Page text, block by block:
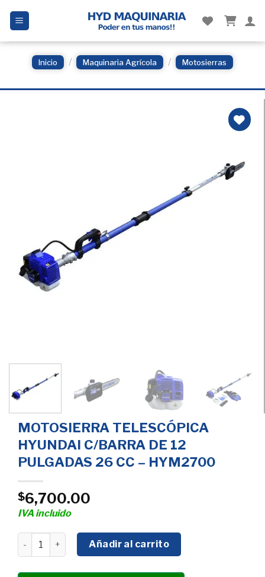
Inicio / Maquinaria Agrícola / Motosierras
a la
Lista
MOTOSIERRA TELESCÓPICA
HYUNDAI C/BARRA DE 12
PULGADAS 26 CC – HYM2700
$6,700.00
IVA incluido
MOTOSIERRA TELESCÓPICA HYUNDAI C/BARRA DE 12
Añadir al carrito